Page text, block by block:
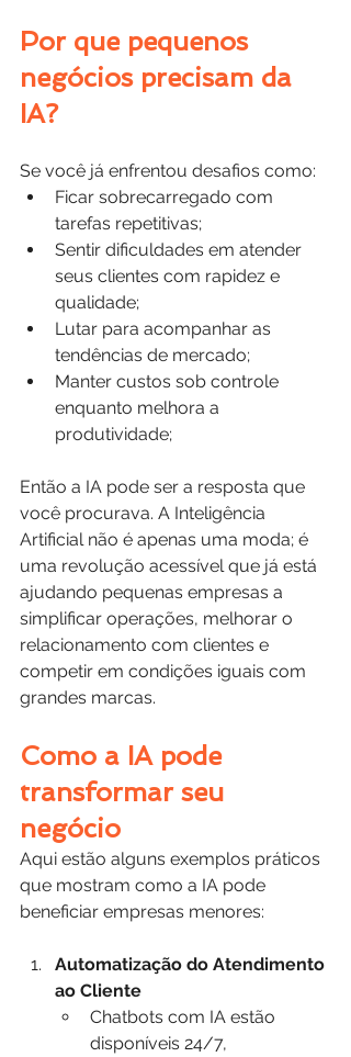
Por que pequenos
negócios precisam da
IA?
Se você já enfrentou desafios como:
Ficar sobrecarregado com
tarefas repetitivas;
Sentir dificuldades em atender
seus clientes com rapidez e
qualidade;
Lutar para acompanhar as
tendências de mercado;
Manter custos sob controle
enquanto melhora a
produtividade;
Então a IA pode ser a resposta que
você procurava. A Inteligência
Artificial não é apenas uma moda; é
uma revolução acessível que já está
ajudando pequenas empresas a
simplificar operações, melhorar o
relacionamento com clientes e
competir em condições iguais com
grandes marcas.
Como a IA pode
transformar seu
negócio
Aqui estão alguns exemplos práticos
que mostram como a IA pode
beneficiar empresas menores:
Automatização do Atendimento
ao Cliente
Chatbots com IA estão
disponíveis 24/7,